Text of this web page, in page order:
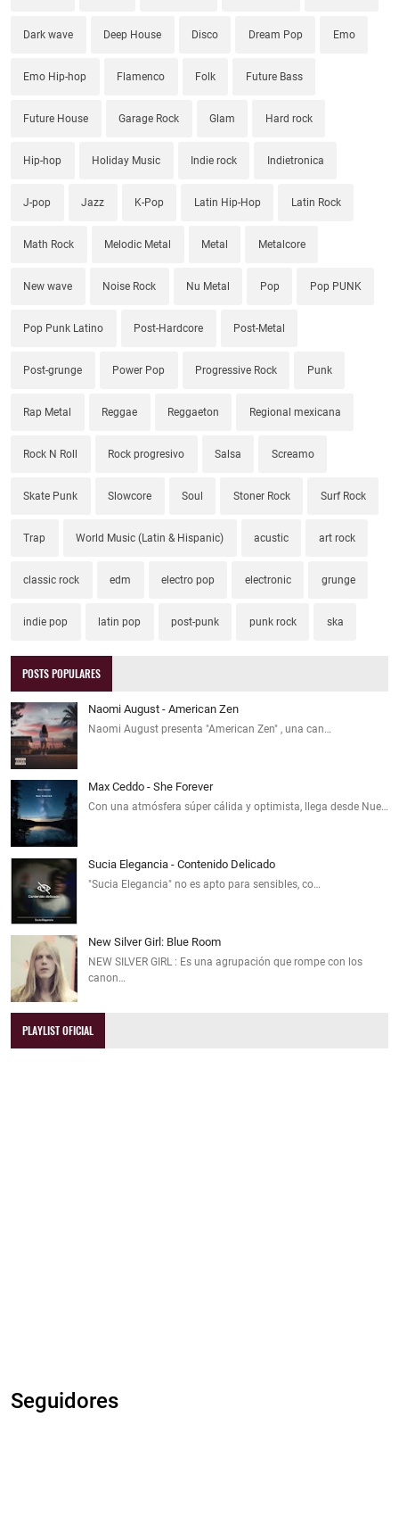
Dark wave Deep House Disco Dream Pop Emo
Emo Hip-hop Flamenco Folk Future Bass
Future House Garage Rock Glam Hard rock
Hip-hop Holiday Music Indie rock Indietronica
J-pop Jazz K-Pop Latin Hip-Hop Latin Rock
Math Rock Melodic Metal Metal Metalcore
New wave Noise Rock Nu Metal Pop Pop PUNK
Pop Punk Latino Post-Hardcore Post-Metal
Post-grunge Power Pop Progressive Rock Punk
Rap Metal Reggae Reggaeton Regional mexicana
Rock N Roll Rock progresivo Salsa Screamo
Skate Punk Slowcore Soul Stoner Rock Surf Rock
Trap World Music (Latin & Hispanic) acustic art rock
classic rock edm electro pop electronic grunge
indie pop latin pop post-punk punk rock ska
POSTS POPULARES
Naomi August - American Zen
Naomi August presenta "American Zen" , una can…
Max Ceddo - She Forever
Con una atmósfera súper cálida y optimista, llega desde Nue…
Sucia Elegancia - Contenido Delicado
"Sucia Elegancia" no es apto para sensibles, co…
New Silver Girl: Blue Room
NEW SILVER GIRL : Es una agrupación que rompe con los
canon…
PLAYLIST OFICIAL
Seguidores